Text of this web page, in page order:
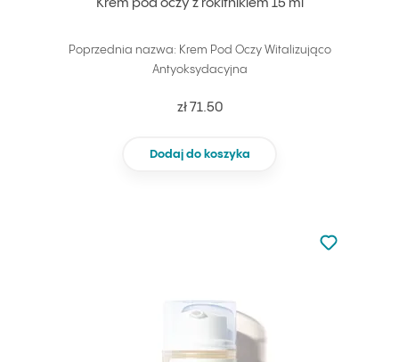
Krem pod oczy z rokitnikiem 15 ml
Poprzednia nazwa: Krem Pod Oczy Witalizująco
Antyoksydacyjna
zł 71.50
Dodaj do koszyka
Nie dodano
Dodaj do